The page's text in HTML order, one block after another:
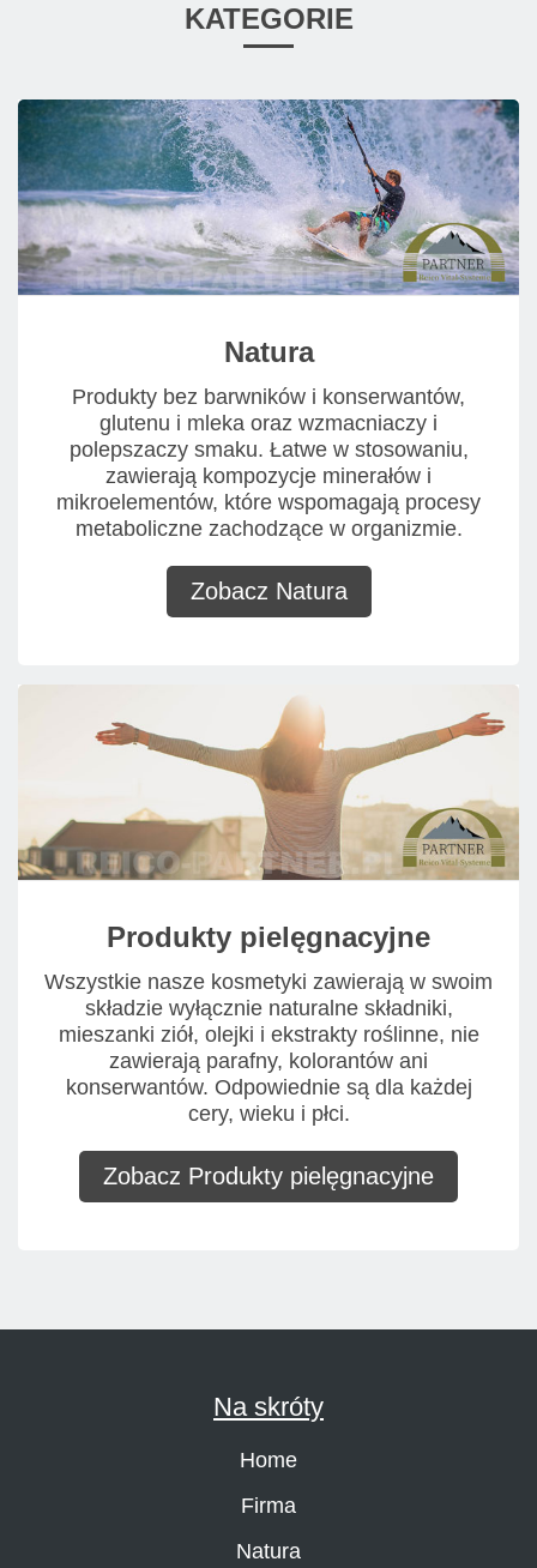
KATEGORIE
Natura
Produkty bez barwników i konserwantów,
glutenu i mleka oraz wzmacniaczy i
polepszaczy smaku. Łatwe w stosowaniu,
zawierają kompozycje minerałów i
mikroelementów, które wspomagają procesy
metaboliczne zachodzące w organizmie.
Zobacz Natura
Produkty pielęgnacyjne
Wszystkie nasze kosmetyki zawierają w swoim
składzie wyłącznie naturalne składniki,
mieszanki ziół, olejki i ekstrakty roślinne, nie
zawierają parafny, kolorantów ani
konserwantów. Odpowiednie są dla każdej
cery, wieku i płci.
Zobacz Produkty pielęgnacyjne
Na skróty
Home
Firma
Natura